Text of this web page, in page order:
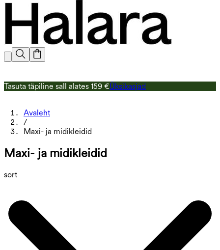
Tasuta täpiline sall alates 159 €Üksikasjad
Avaleht
/
Maxi- ja midikleidid
Maxi- ja midikleidid
sort